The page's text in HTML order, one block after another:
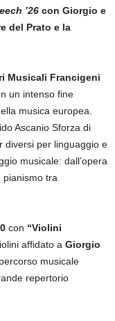
’26 con Giorgio e
del Prato e la
Musicali Francigeni
un intenso fine
musica europea.
Ascanio Sforza di
diversi per linguaggio e
musicale: dall’opera
pianismo tra
con “Violini
affidato a Giorgio
musicale
repertorio